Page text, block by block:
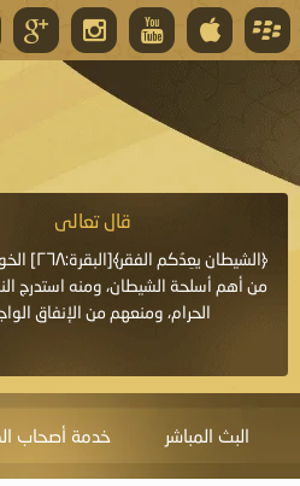
قال تعالى
﴿الشيطان
من أهم أسلحة الشيطان، ومنه استدرج
الحرام، ومنعهم من الإنفاق
البث المباشر خدمة أصحاب